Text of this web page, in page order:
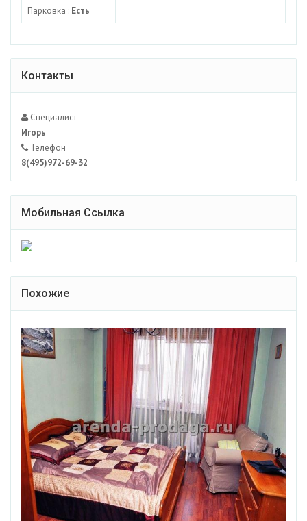
Парковка : Есть
Контакты
Специалист
Игорь
Телефон
8(495)972-69-32
Мобильная Ссылка
Похожие